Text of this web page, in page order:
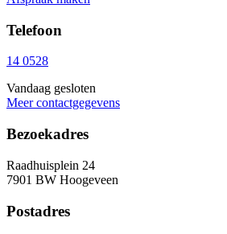
Telefoon
14 0528
Vandaag gesloten
Meer contactgegevens
Bezoekadres
Raadhuisplein 24
7901 BW Hoogeveen
Postadres